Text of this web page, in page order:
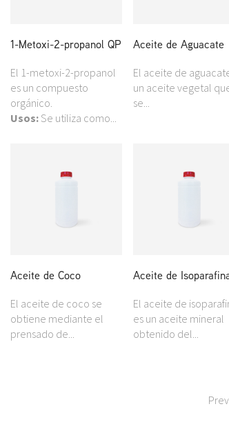
1-Metoxi-2-propanol QP
El 1-metoxi-2-propanol
es un compuesto
orgánico.
Usos: Se utiliza como...
Aceite de Aguacate
El aceite de
un aceite vegetal
se...
Aceite de Coco
El aceite de coco se
obtiene mediante el
prensado de...
Aceite de
El aceite de
es un aceite mineral
obtenido del...